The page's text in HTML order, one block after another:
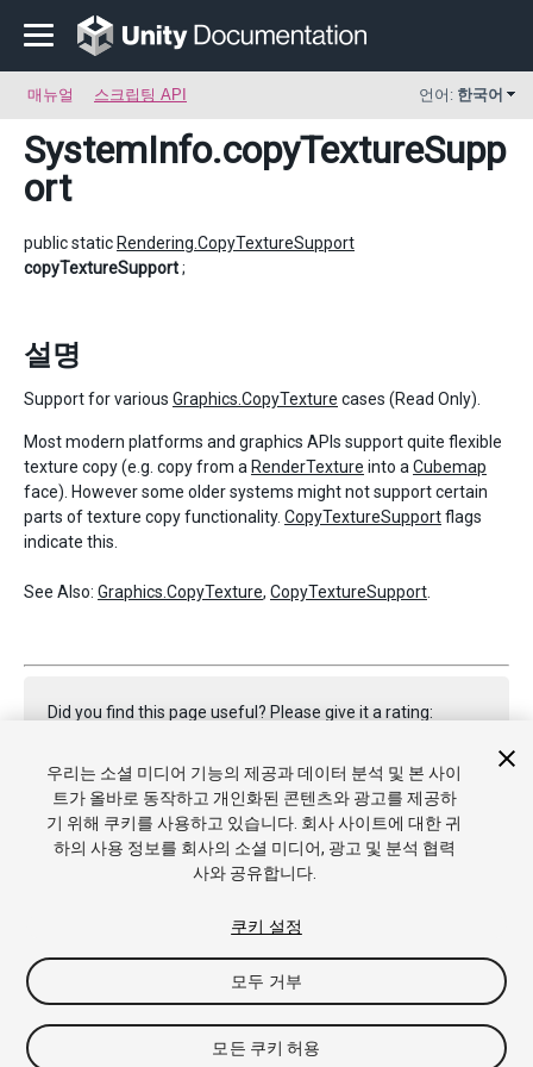
매뉴얼 스크립팅 API 언어: 한국어
SystemInfo.copyTextureSupp
ort
public static Rendering.CopyTextureSupport
copyTextureSupport;
설명
Support for various Graphics.CopyTexture cases (Read Only).
Most modern platforms and graphics APIs support quite flexible
texture copy (e.g. copy from a RenderTexture into a Cubemap
face). However some older systems might not support certain
parts of texture copy functionality. CopyTextureSupportflags
indicate this.
See Also: Graphics.CopyTexture, CopyTextureSupport
Did you find this page useful? Please give it a rating:
Report a problem on this page
Copyright © 2022 Unity Technologies. Publication 2022.2
및 이용약관
개인정보처리방침
내 개인정보 판
매 금지
우리는 소셜 미디어 기능의 제공과 데이터 분석 및 본 사이
트가 올바로 동작하고 개인화된 콘텐츠와 광고를 제공하
기 위해 쿠키를 사용하고 있습니다. 회사 사이트에 대한 귀
하의 사용 정보를 회사의 소셜 미디어, 광고 및 분석 협력
사와 공유합니다.
쿠키 설정
모두 거부
모든 쿠키 허용